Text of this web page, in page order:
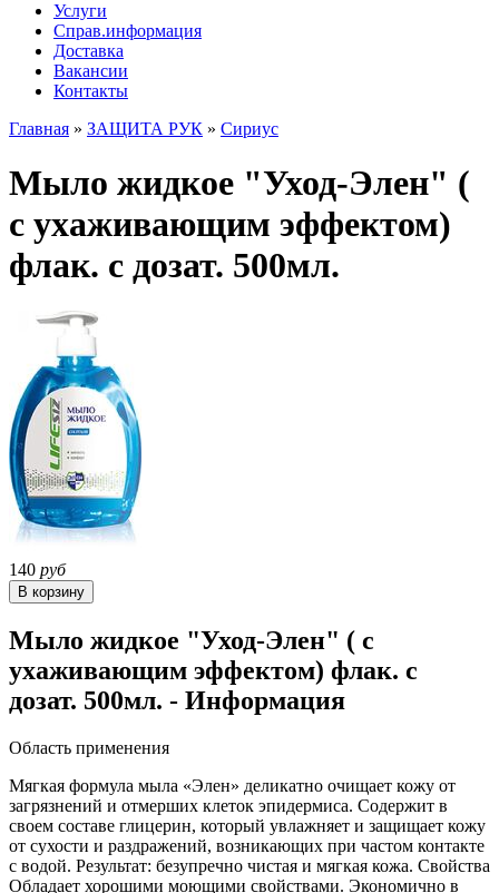
Услуги
Справ.информация
Доставка
Вакансии
Контакты
Главная » ЗАЩИТА РУК » Сириус
Мыло жидкое "Уход-Элен" (
с ухаживающим эффектом)
флак. с дозат. 500мл.
140 руб
Мыло жидкое "Уход-Элен" ( с
ухаживающим эффектом) флак. с
дозат. 500мл. - Информация
Область применения
Мягкая формула мыла «Элен» деликатно очищает кожу от
загрязнений и отмерших клеток эпидермиса. Содержит в
своем составе глицерин, который увлажняет и защищает кожу
от сухости и раздражений, возникающих при частом контакте
с водой. Результат: безупречно чистая и мягкая кожа. Свойства
Обладает хорошими моющими свойствами. Экономично в